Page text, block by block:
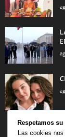
Respetamos
Las cookies